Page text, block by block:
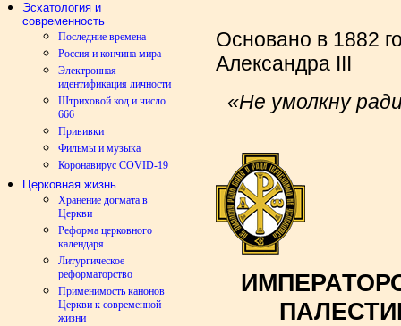
Эсхатология и
современность
Последние времена
Россия и кончина мира
Электронная
идентификация личности
Штриховой код и число
666
Прививки
Фильмы и музыка
Коронавирус COVID-19
Церковная жизнь
Хранение догмата в
Церкви
Реформа церковного
календаря
Литургическое
реформаторство
Применимость канонов
Церкви к современной
жизни
Основано в 1882
Александра III
«Не умолкну